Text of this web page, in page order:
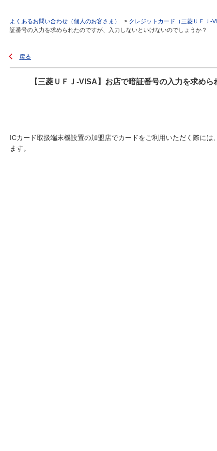
よくあるお問い合わせ（個人のお客さま） > クレジットカード（三菱ＵＦＪ-
証番号の入力を求められたのですが、入力しないといけないのでしょうか？
戻る
【三菱ＵＦＪ-VISA】お店で暗証番号の入力を求め
ICカード取扱端末機設置の加盟店でカードをご利用いただく際に
ます。